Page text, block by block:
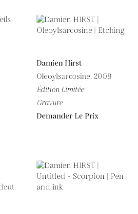
Damien Hirst
Oleoylsarcosine, 2008
Édition Limitée
Gravure
Demander Le Prix